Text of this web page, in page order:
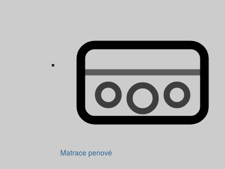
Matrace penové